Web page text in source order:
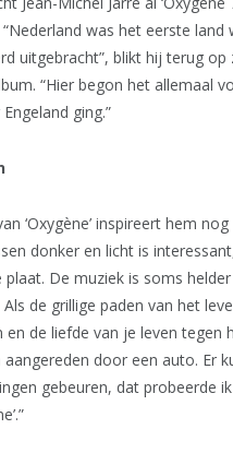
“Nederland was het eerste land
uitgebracht”, blikt hij terug op
“Hier begon het allemaal
ging.”
‘Oxygène’ inspireert hem
donker en licht is
plaat. De muziek is soms
de grillige paden van het
en de liefde van je leven tegen
door een auto. Er
gebeuren, dat probeerde